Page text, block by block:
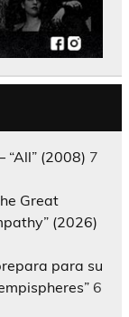
“All” (2008) 7
Great
(2026)
para su
6